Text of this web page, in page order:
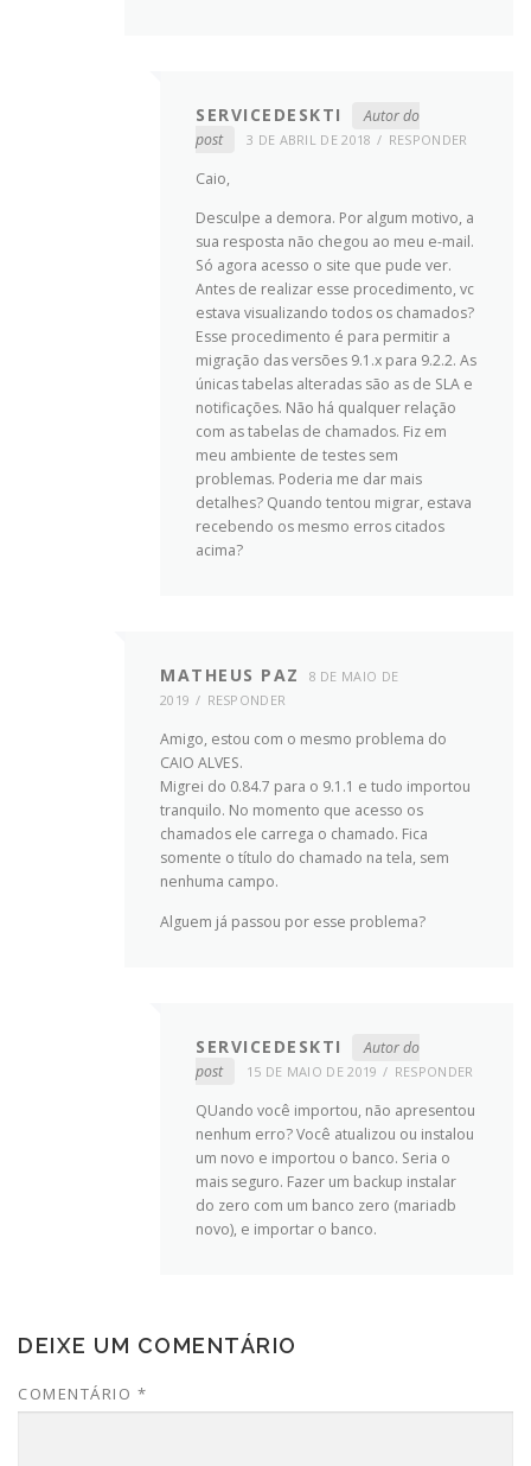
SERVICEDESKTI
Autor do
post
3 DE ABRIL DE 2018 RESPONDER
Caio,
Desculpe a demora. Por algum motivo, a
sua resposta não chegou ao meu e-mail.
Só agora acesso o site que pude ver.
Antes de realizar esse procedimento, vc
estava visualizando todos os chamados?
Esse procedimento é para permitir a
migração das versões 9.1.x para 9.2.2. As
únicas tabelas alteradas são as de SLA e
notificações. Não há qualquer relação
com as tabelas de chamados. Fiz em
meu ambiente de testes sem
problemas. Poderia me dar mais
detalhes? Quando tentou migrar, estava
recebendo os mesmo erros citados
acima?
MATHEUS PAZ
8 DE MAIO DE
2019
RESPONDER
Amigo, estou com o mesmo problema do
CAIO ALVES.
Migrei do 0.84.7 para o 9.1.1 e tudo importou
tranquilo. No momento que acesso os
chamados ele carrega o chamado. Fica
somente o título do chamado na tela, sem
nenhuma campo.
Alguem já passou por esse problema?
SERVICEDESKTI
Autor do
post
15 DE MAIO DE 2019 RESPONDER
QUando você importou, não apresentou
nenhum erro? Você atualizou ou instalou
um novo e importou o banco. Seria o
mais seguro. Fazer um backup instalar
do zero com um banco zero (mariadb
novo), e importar o banco.
DEIXE UM COMENTÁRIO
COMENTÁRIO *